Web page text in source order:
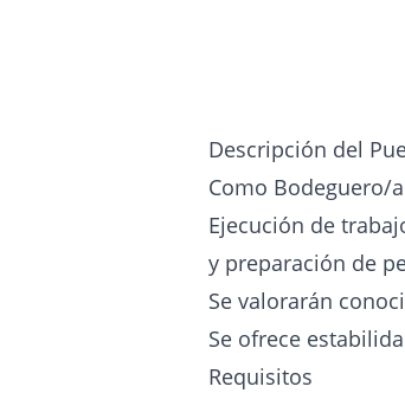
Descripción del
Como Bodeguero/
Ejecución de
y preparación de
Se valorarán
Se ofrece
Requisitos